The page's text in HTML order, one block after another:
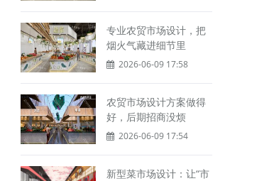
专业农贸市场设计，把
烟火气藏进细节里
2026-06-09 17:58
农贸市场设计方案做得
好，后期招商没烦
2026-06-09 17:54
新型菜市场设计：让“市